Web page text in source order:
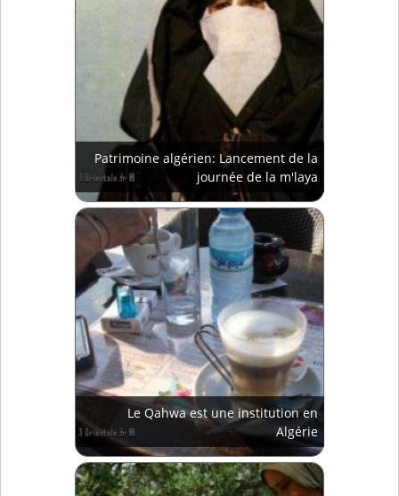
Patrimoine algérien: Lancement de la
journée de la m'laya
Le Qahwa est une institution en
Algérie